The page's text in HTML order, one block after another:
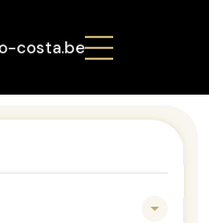
costa.be